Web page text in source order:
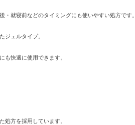
就寝前などのタイミングにも使いやすい処方です。
ジェルタイプ。
も快適に使用できます。
処方を採用しています。